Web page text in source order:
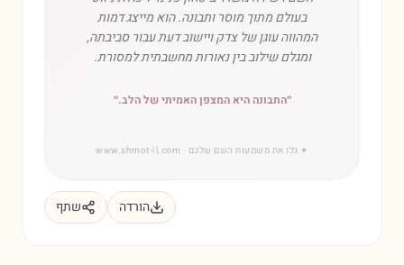
בעולם מתוך מוסר ותבונה. הוא מייצג דמות
המהווה עוגן של צדק ויישוב דעת עבור סביבתה,
ומגלם שילוב בין נאורות מחשבתית למסורת.
״התבונה היא המצפן האמיתי של הלב.״
✦ גלו את משמעות השם שלכם · www.shmot-il.com
הורדה שתף